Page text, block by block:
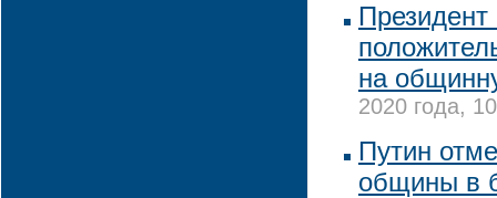
на
2020 года,
Путин
общины в